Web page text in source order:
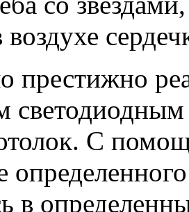
престижно
С
в